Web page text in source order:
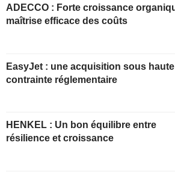
ADECCO : Forte croissance organique et
maîtrise efficace des coûts
EasyJet : une acquisition sous haute
contrainte réglementaire
HENKEL : Un bon équilibre entre
résilience et croissance